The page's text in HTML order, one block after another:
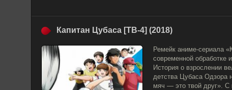
Капитан Цубаса [ТВ-4] (2018)
Ремейк аниме-сериала
современной обработке
История о взрослении
детства Цубаса Одзора
мяч — это твой друг». С